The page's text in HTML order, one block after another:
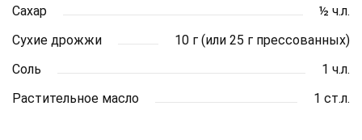
Сахар
½ ч.л.
Сухие дрожжи
10 г (или 25 г прессованных)
Соль
1 ч.л.
Растительное масло
1 ст.л.